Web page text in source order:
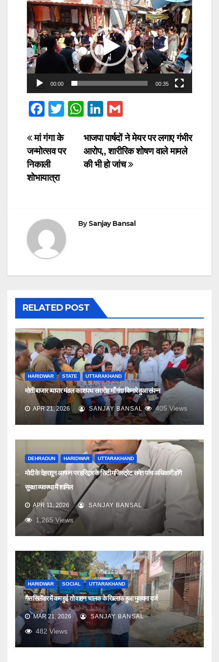
Video
Player
00:00 00:35
F
c
e
b
k
T
tt
er
W
at
s
A
Li
k
e
dI
ail
Post
navigation
भाजपा पार्षदों ने मेयर पर लगाए गंभीर
आरोप,, शारीरिक शोषण वाले मामले
की भी हो जांच
मां गंगा के
जन्मोत्सव पर
निकाली
शोभायात्रा
BySanjay Bansal
RELATED POST
HARIDWAR STATE UTTARAKHAND
मोती बाजार व्यापार मंडल का शपथ समारोह माँ गंगा किनारे हुआ संपन्न
APR 21, 2026 SANJAY BANSAL 405Views
DEHRADUN HARIDWAR UTTARAKHAND
मोदी के देहरादून आगमन पर हरिद्वार के सिटी मजिस्ट्रेट समेत पांच अधिकारी होंगे
सुरक्षा व्यवस्था में शामिल
APR 11, 2026 SANJAY BANSAL
1,265 Views
HARIDWAR SOCIAL UTTARAKHAND
गैस सिलेंडर में कम हुई तो वाहन चालक के खिलाफ हुआ मुकदमा दर्ज
MAR 21, 2026 SANJAY BANSAL
482 Views